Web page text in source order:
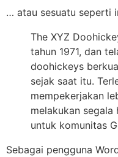
… atau sesuatu seperti
The XYZ
tahun 1971, dan
doohickeys
sejak saat itu.
mempekerjakan
melakukan segala
untuk komunitas
Sebagai pengguna